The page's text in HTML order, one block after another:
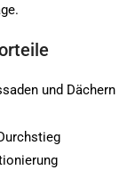
und Dächern